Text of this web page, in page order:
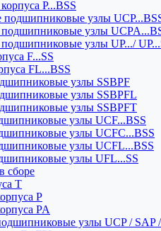
P...BSS
узлы
узлы
узлы UP.../
F...SS
FL...BSS
узлы SSBPF
узлы SSBPFL
узлы SSBPFT
узлы UCF...BSS
узлы UCFC...BSS
узлы UCFL...BSS
узлы UFL...SS
сборе
T
P
PA
узлы UCP / SAP